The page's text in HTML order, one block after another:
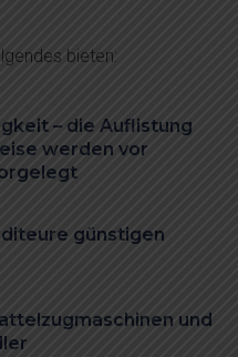
bieten:
– die Auflistung
werden vor
günstigen
und